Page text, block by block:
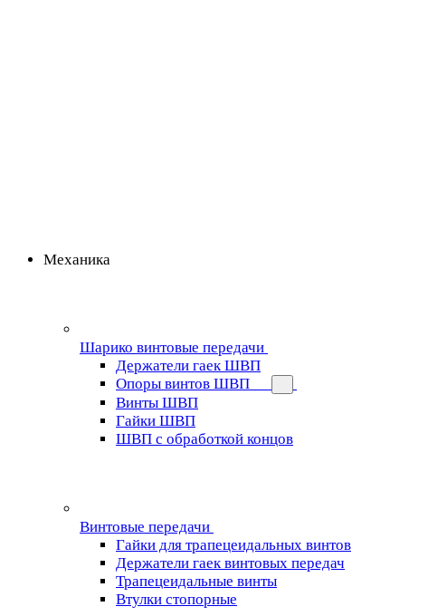
Механика
Шарико винтовые передачи
Держатели гаек ШВП
Опоры винтов ШВП
Винты ШВП
Гайки ШВП
ШВП с обработкой концов
Винтовые передачи
Гайки для трапецеидальных винтов
Держатели гаек винтовых передач
Трапецеидальные винты
Втулки стопорные